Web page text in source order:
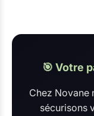
🎯 Votre
Chez Novane
sécurisons